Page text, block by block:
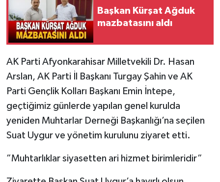
Başkan Kürşat Ağduk
mazbatasını aldı
AK Parti Afyonkarahisar Milletvekili Dr. Hasan
Arslan, AK Parti İl Başkanı Turgay Şahin ve AK
Parti Gençlik Kolları Başkanı Emin İntepe,
geçtiğimiz günlerde yapılan genel kurulda
yeniden Muhtarlar Derneği Başkanlığı’na seçilen
Suat Uygur ve yönetim kurulunu ziyaret etti.
”Muhtarlıklar siyasetten ari hizmet birimleridir”